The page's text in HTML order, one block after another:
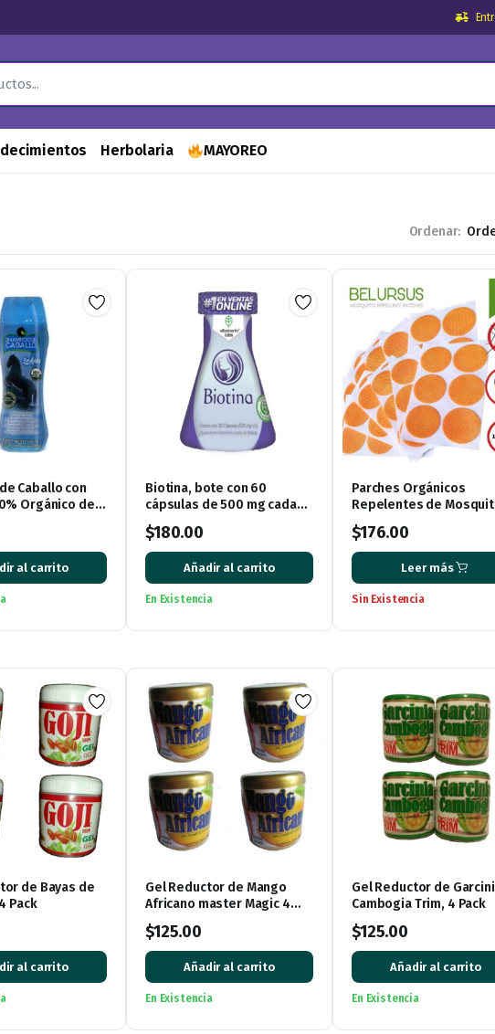
Herbolaria MAYOREO
Ordenar:
Caballo con
Orgánico de
al carrito
Biotina, bote con 60
cápsulas de 500 mg cada
una
$180.00
Añadir al carrito
En Existencia
Parches Orgánicos
Repelentes de
con 60 piezas.
$176.00
Leer más
Sin Existencia
de Bayas de
Pack
al carrito
Gel Reductor de Mango
Africano master Magic 4
pack
$125.00
Añadir al carrito
En Existencia
Gel Reductor de
Cambogia Trim, 4 Pack
$125.00
Añadir al carrito
En Existencia